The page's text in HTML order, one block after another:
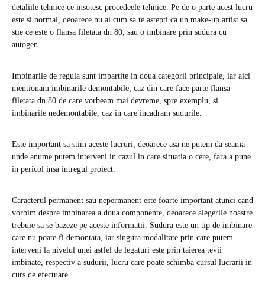
detaliile tehnice ce insotesc procedeele tehnice. Pe de o parte acest lucru
este si normal, deoarece nu ai cum sa te astepti ca un make-up artist sa
stie ce este o flansa filetata dn 80, sau o imbinare prin sudura cu
autogen.
Imbinarile de regula sunt impartite in doua categorii principale, iar aici
mentionam imbinarile demontabile, caz din care face parte flansa
filetata dn 80 de care vorbeam mai devreme, spre exemplu, si
imbinarile nedemontabile, caz in care incadram sudurile.
Este important sa stim aceste lucruri, deoarece asa ne putem da seama
unde anume putem interveni in cazul in care situatia o cere, fara a pune
in pericol insa intregul proiect.
Caracterul permanent sau nepermanent este foarte important atunci cand
vorbim despre imbinarea a doua componente, deoarece alegerile noastre
trebuie sa se bazeze pe aceste informatii. Sudura este un tip de imbinare
care nu poate fi demontata, iar singura modalitate prin care putem
interveni la nivelul unei astfel de legaturi este prin taierea tevii
imbinate, respectiv a sudurii, lucru care poate schimba cursul lucrarii in
curs de efectuare.